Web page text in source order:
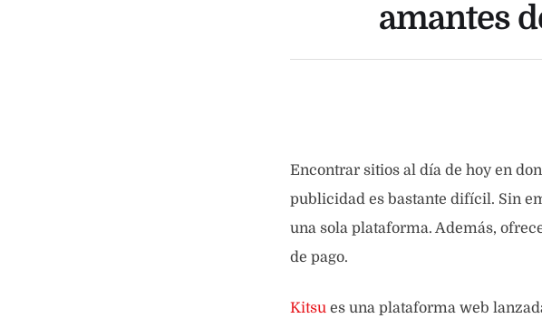
amantes
Encontrar sitios al día de hoy en
publicidad es bastante difícil. Sin
una sola plataforma. Además,
de pago.
Kitsu es una plataforma web